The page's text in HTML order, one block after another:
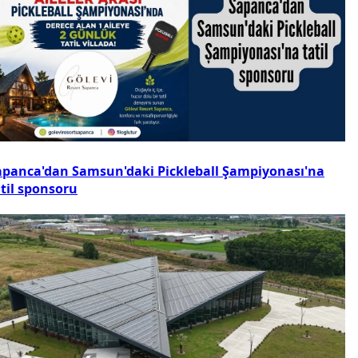
Samsun'daki Pickleball Şampiyonası'na
sponsoru